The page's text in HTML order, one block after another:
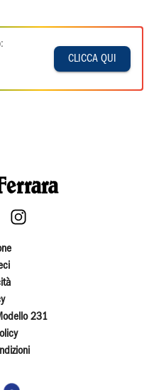
CLICCA QUI
231